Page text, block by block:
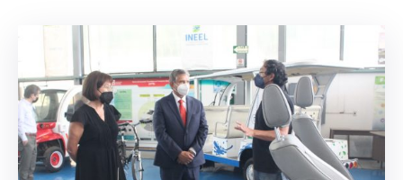
Trámites
y
Servicios
Licitaciones